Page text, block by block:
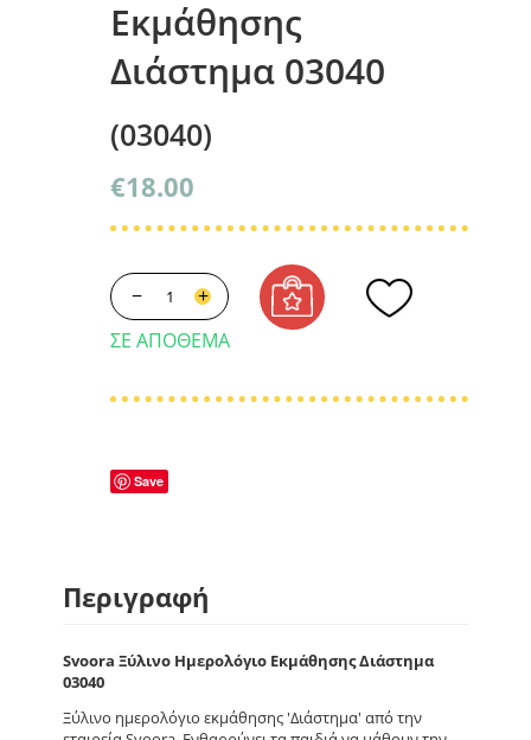
Εκμάθησης
Διάστημα 03040
(03040)
€18.00
+
−
ΣΕ ΑΠΌΘΕΜΑ
Save
Περιγραφή
Svoora Ξύλινο Ημερολόγιο Εκμάθησης Διάστημα
03040
Ξύλινο ημερολόγιο εκμάθησης 'Διάστημα' από την